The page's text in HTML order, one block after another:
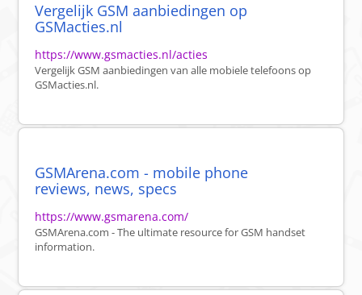
Vergelijk GSM aanbiedingen op
GSMacties.nl
https://www.gsmacties.nl/acties
Vergelijk GSM aanbiedingen van alle mobiele telefoons op
GSMacties.nl.
GSMArena.com - mobile phone
reviews, news, specs
https://www.gsmarena.com/
GSMArena.com - The ultimate resource for GSM handset
information.